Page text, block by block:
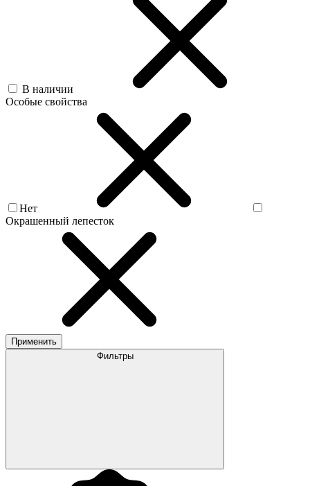
В наличии
Особые свойства
Нет
Окрашенный лепесток
Применить
Фильтры